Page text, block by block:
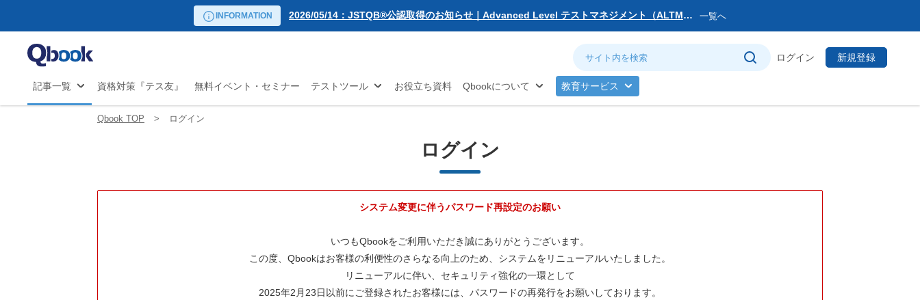
INFORMATION
2026/05/14：JSTQB®公認取得のお知らせ｜Advanced Level テストマネジメント（ALTM）
試験対策...
2026/03/02：バルテス・ホールディングス グループ内事業再編に伴うサービス提供会社変更
開
2026/01/06：【2026年度】テーマ別セミナー 年間開催スケジュール公開のお知らせ
2025/12/11：Qbook 会員数4万人突破！＆サイトリニューアルのお知らせ
2025/02/25：【重要】ログインパスワード再設定のお願い
2025/02/19：【重要】システム変更に伴うメンテナンス作業のお知らせ
一覧へ
ログイン 新規登録
記事一覧 資格対策『テス友』 無料イベント・セミナー テストツール お役立ち資料 Qbookについて 教育サービス
リーダー向け講座
自動化 アジャイル
ソフトウェア品質
Qbook TOP ログイン
ログイン
システム変更に伴うパスワード再設定のお願い
いつもQbookをご利用いただき誠にありがとうございます。
この度、Qbookはお客様の利便性のさらなる向上のため、システムをリニューアルいたしました。
リニューアルに伴い、セキュリティ強化の一環として
2025年2月23日以前にご登録されたお客様には、パスワードの再発行をお願いしております。